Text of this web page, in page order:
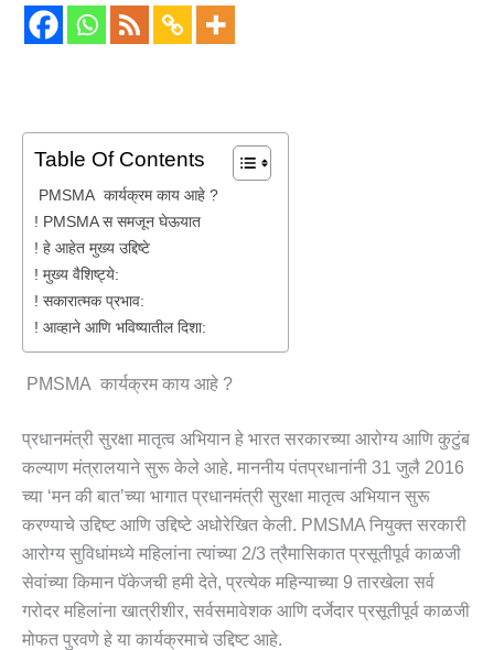
Table Of Contents
PMSMA कार्यक्रम काय आहे ?
! PMSMA स समजून घेऊयात
! हे आहेत मुख्य उद्दिष्टे
! मुख्य वैशिष्ट्ये:
! सकारात्मक प्रभाव:
! आव्हाने आणि भविष्यातील दिशा:
PMSMA कार्यक्रम काय आहे ?
प्रधानमंत्री सुरक्षा मातृत्व अभियान हे भारत सरकारच्या आरोग्य आणि कुटुंब
कल्याण मंत्रालयाने सुरू केले आहे. माननीय पंतप्रधानांनी 31 जुलै 2016
च्या ‘मन की बात’च्या भागात प्रधानमंत्री सुरक्षा मातृत्व अभियान सुरू
करण्याचे उद्दिष्ट आणि उद्दिष्टे अधोरेखित केली. PMSMA नियुक्त सरकारी
आरोग्य सुविधांमध्ये महिलांना त्यांच्या 2/3 त्रैमासिकात प्रसूतीपूर्व काळजी
सेवांच्या किमान पॅकेजची हमी देते, प्रत्येक महिन्याच्या 9 तारखेला सर्व
गरोदर महिलांना खात्रीशीर, सर्वसमावेशक आणि दर्जेदार प्रसूतीपूर्व काळजी
मोफत पुरवणे हे या कार्यक्रमाचे उद्दिष्ट आहे.